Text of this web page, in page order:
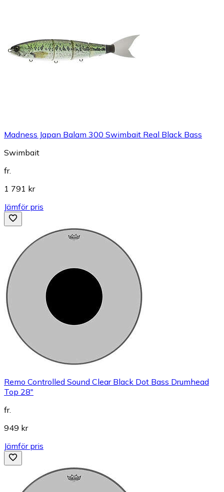
Madness Japan Balam 300 Swimbait Real Black Bass
Swimbait
fr.
1 791 kr
Jämför pris
Remo Controlled Sound Clear Black Dot Bass Drumhead
Top 28"
fr.
949 kr
Jämför pris